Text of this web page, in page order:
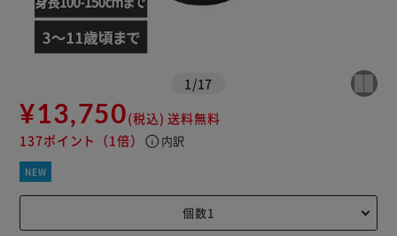
1 /17
¥13,750(税込) 送料無料
137ポイント （1倍） info 内訳
NEW